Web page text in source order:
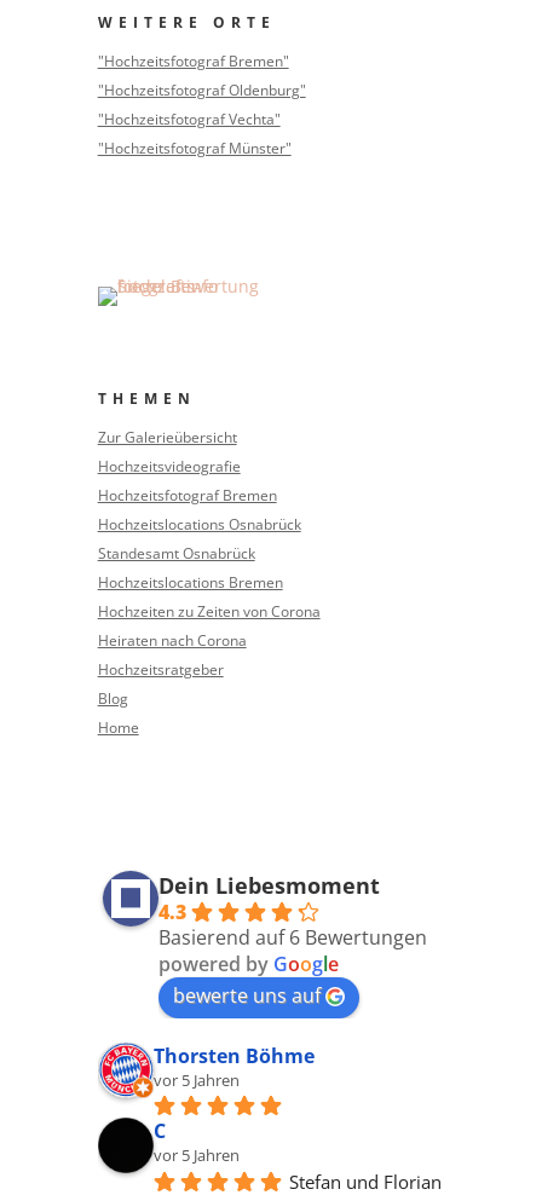
WEITERE ORTE
"Hochzeitsfotograf Bremen"
"Hochzeitsfotograf Oldenburg"
"Hochzeitsfotograf Vechta"
"Hochzeitsfotograf Münster"
THEMEN
Zur Galerieübersicht
Hochzeitsvideografie
Hochzeitsfotograf Bremen
Hochzeitslocations Osnabrück
Standesamt Osnabrück
Hochzeitslocations Bremen
Hochzeiten zu Zeiten von Corona
Heiraten nach Corona
Hochzeitsratgeber
Blog
Home
Dein Liebesmoment
4.3
Basierend auf 6 Bewertungen
powered by Google
bewerte uns auf
Thorsten Böhme
vor 5 Jahren
C
vor 5 Jahren
Stefan und Florian